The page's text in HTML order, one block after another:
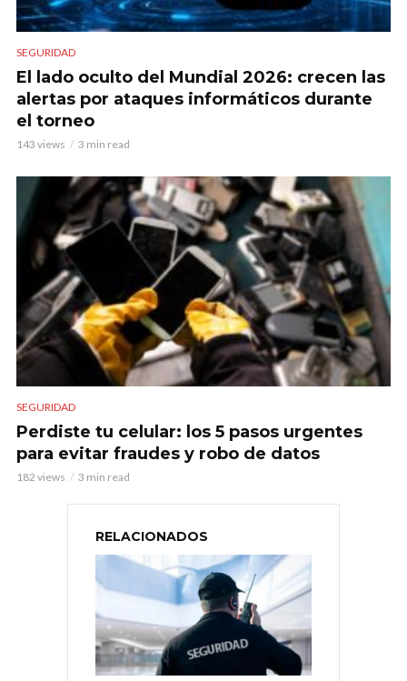
SEGURIDAD
El lado oculto del Mundial 2026: crecen las
alertas por ataques informáticos durante
el torneo
143 views 3 min read
SEGURIDAD
Perdiste tu celular: los 5 pasos urgentes
para evitar fraudes y robo de datos
182 views 3 min read
RELACIONADOS